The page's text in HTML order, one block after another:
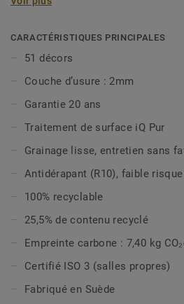
aspect d’origine en lui offrant une
et est classé ISO 4 (ISO 14644-1)
avec les environnements
est désormais disponible en option
pour réduire davantage votre
Cette collection fait partie de notre
CARACTÉRISTIQUES PRINCIPALES
51 décors
Couche d’usure : 2mm
Garantie 20 ans
Traitement de surface iQ Pur
Grainage lisse, entretien sans
Antidérapant (R10), faible
100% recyclable
25,5% de contenu recyclé
Empreinte carbone : 7,40 kg
Certifié ISO 3 (salles propres)
Fabriqué en Suède